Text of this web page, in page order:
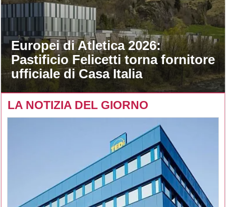
Europei di Atletica 2026:
Pastificio Felicetti torna fornitore
ufficiale di Casa Italia
LA NOTIZIA DEL GIORNO